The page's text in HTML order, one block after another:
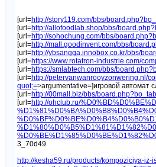
[url=http://story119.com/bbs/
[url=http://allofoodlab.shop/bbs/
[url=http://sohochung.com/bbs/
[url=http://mall.goodinvent.com/bbs/
[url=http://ybsangga.innobox.co.kr/bbs/
[url=https://www.rotatron-industrie.com/
[url=https://smlabtech.com/bbs/
[url=http://petervanwanrooyzonwering.nl/
quot;=>argumentative=]игровой автомат
[url=http://00mall.biz/bbs/
[url=http://ohclub.ru/
3_70d49
http://kesha59.ru/products/kompoziciya-